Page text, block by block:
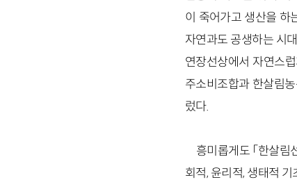
이 죽어가고 생산을 하
자연과도 공생하는 시
연장선상에서 자연스
주소비조합과 한살림
렀다.
흥미롭게도 「한살
회적, 윤리적, 생태적 기